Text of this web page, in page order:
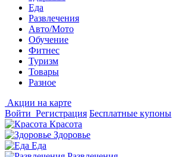
Еда
Развлечения
Авто/Мото
Обучение
Фитнес
Туризм
Товары
Разное
Акции на карте
Войти Регистрация Бесплатные купоны
Красота
Здоровье
Еда